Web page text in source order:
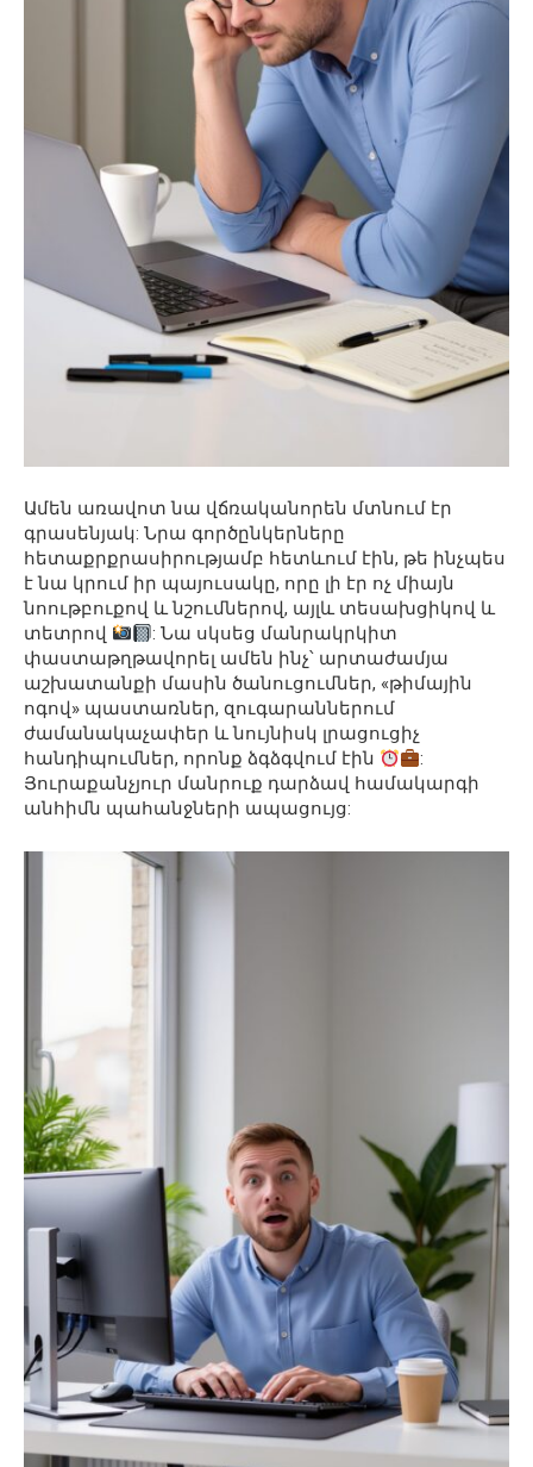
Ամեն առավոտ նա վճռականորեն մտնում էր
գրասենյակ: Նրա գործընկերները
հետաքրքրասիրությամբ հետևում էին, թե ինչպես
է նա կրում իր պայուսակը, որը լի էր ոչ միայն
նոութբուքով և նշումներով, այլև տեսախցիկով և
տետրով
: Նա սկսեց մանրակրկիտ
փաստաթղթավորել ամեն ինչ՝ արտաժամյա
աշխատանքի մասին ծանուցումներ, «թիմային
ոգով» պաստառներ, զուգարաններում
ժամանակաչափեր և նույնիսկ լրացուցիչ
հանդիպումներ, որոնք ձգձգվում էին
:
Յուրաքանչյուր մանրուք դարձավ համակարգի
անհիմն պահանջների ապացույց: